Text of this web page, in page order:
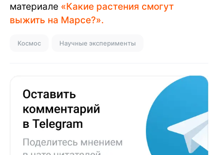
материале «Какие растения смогут
выжить на Марсе?».
Космос Научные эксперименты